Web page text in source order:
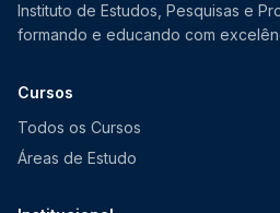
Instituto de Estudos, Pesquisas e
formando e educando com
Cursos
Todos os Cursos
Áreas de Estudo